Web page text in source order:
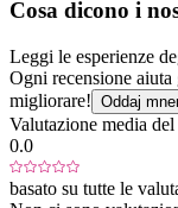
Cosa dicono i
Leggi le esperienze
Ogni recensione
migliorare! Oddaj
Valutazione media
0.0
basato su tutte le